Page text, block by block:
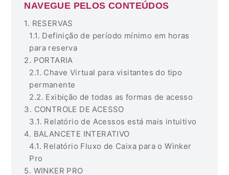
NAVEGUE PELOS CONTEÚDOS
RESERVAS
Definição de período mínimo em horas
para reserva
PORTARIA
Chave Virtual para visitantes do tipo
permanente
Exibição de todas as formas de acesso
CONTROLE DE ACESSO
Relatório de Acessos está mais intuitivo
BALANCETE INTERATIVO
Relatório Fluxo de Caixa para o Winker
Pro
WINKER PRO